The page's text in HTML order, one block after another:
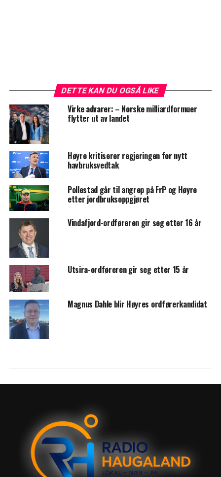
DETTE KAN DU OGSÅ LIKE
Virke advarer: – Norske milliardformuer
flytter ut av landet
Høyre kritiserer regjeringen for nytt
havbruksvedtak
Pollestad går til angrep på FrP og Høyre
etter jordbruksoppgjøret
Vindafjord-ordføreren gir seg etter 16 år
Utsira-ordføreren gir seg etter 15 år
Magnus Dahle blir Høyres ordførerkandidat